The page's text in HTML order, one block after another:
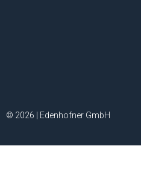
© 2026 | Edenhofner GmbH